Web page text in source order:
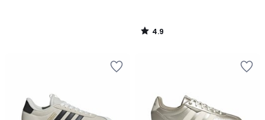
4.9
/